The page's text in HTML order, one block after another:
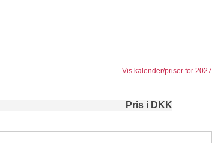
Vis kalender/priser for 2027
Pris i DKK